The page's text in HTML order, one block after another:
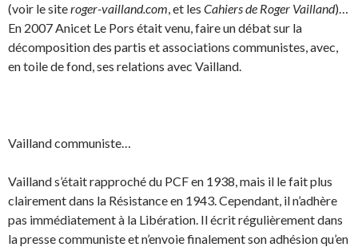
(voir le siteroger-vailland.com, et les Cahiers de Roger Vailland)…
En 2007 Anicet Le Pors était venu, faire un débat sur la
décomposition des partis et associations communistes, avec,
en toile de fond, ses relations avec Vailland.
Vailland communiste…
Vailland s’était rapproché du PCF en 1938, mais il le fait plus
clairement dans la Résistance en 1943. Cependant, il n’adhère
pas immédiatement à la Libération. Il écrit régulièrement dans
la presse communiste et n’envoie finalement son adhésion qu’en